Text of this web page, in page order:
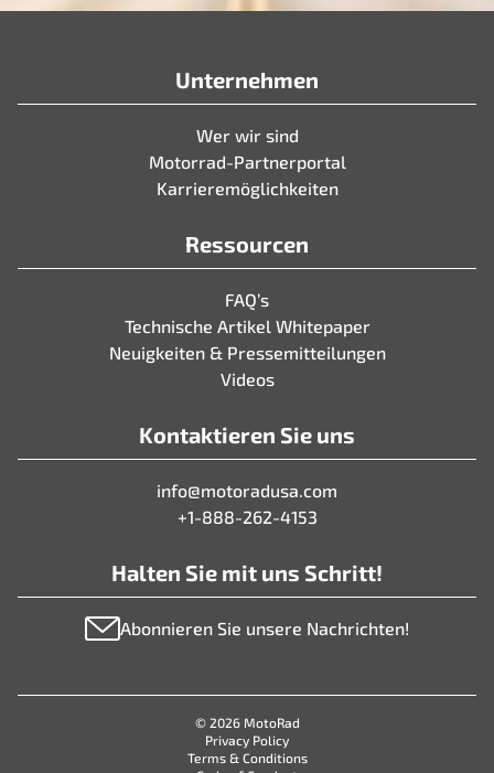
Unternehmen
Wer wir sind
Motorrad-Partnerportal
Karrieremöglichkeiten
Ressourcen
FAQ’s
Technische Artikel Whitepaper
Neuigkeiten & Pressemitteilungen
Videos
Kontaktieren Sie uns
info@motoradusa.com
+1-888-262-4153
Halten Sie mit uns Schritt!
Abonnieren Sie unsere Nachrichten!
© 2026 MotoRad
Privacy Policy
Terms & Conditions